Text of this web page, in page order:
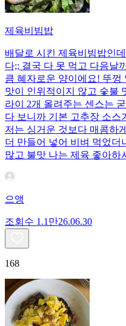
제육비빔밥
배달로 시킨 제육비빔밥인
다;; 결국 다 못 먹고 다음날
큼 혜자로운 양이에요! 뚜껑
맛이 인위적이지 않고 숯불
라이 2개 올려주는 센스는
다 보니까 기본 고추장 소스
저는 싱거운 것보다 매콤하
더 만들어 넣어 비벼 먹었더
많고 불맛 나는 제육 좋아하
으앵
조회수 1.1만26.06.30
168